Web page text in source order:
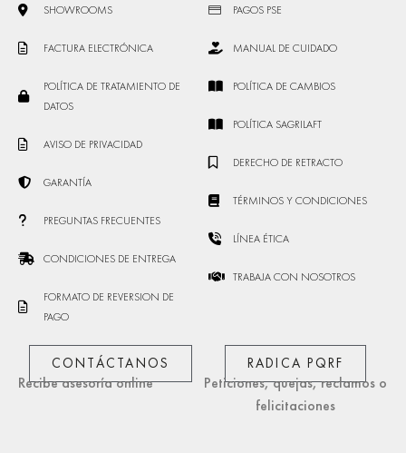
SHOWROOMS
FACTURA ELECTRÓNICA
POLÍTICA DE TRATAMIENTO DE
DATOS
AVISO DE PRIVACIDAD
GARANTÍA
PREGUNTAS FRECUENTES
CONDICIONES DE ENTREGA
FORMATO DE REVERSION DE
PAGO
PAGOS PSE
MANUAL DE CUIDADO
POLÍTICA DE CAMBIOS
POLÍTICA SAGRILAFT
DERECHO DE RETRACTO
TÉRMINOS Y CONDICIONES
LÍNEA ÉTICA
TRABAJA CON NOSOTROS
CONTÁCTANOS
Recibe asesoría online
RADICA PQRF
Peticiones, quejas, reclamos o
felicitaciones